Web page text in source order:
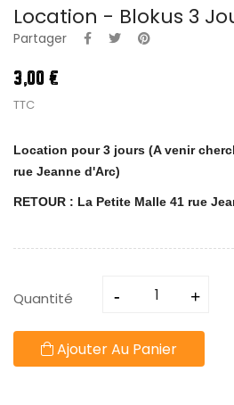
Location - Blokus 3
Partager
3,00 €
TTC
Location pour 3 jours (A venir
rue Jeanne d'Arc)
RETOUR : La Petite Malle 41 rue
Quantité
Ajouter Au Panier